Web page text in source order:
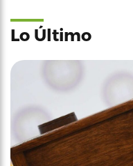
Lo Último